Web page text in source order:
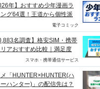
年】おすすめ少年漫画ラ
グ64選！王道から個性派
電子コミック
名調査】格安SIM・携帯
アおすすめ比較｜満足度
スマホ・携帯通信サービス
「HUNTER×HUNTER(ハ
ハンター)」の配信先は？